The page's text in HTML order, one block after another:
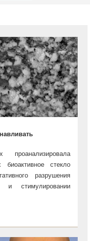
стекло
разрушения
и стимулировании